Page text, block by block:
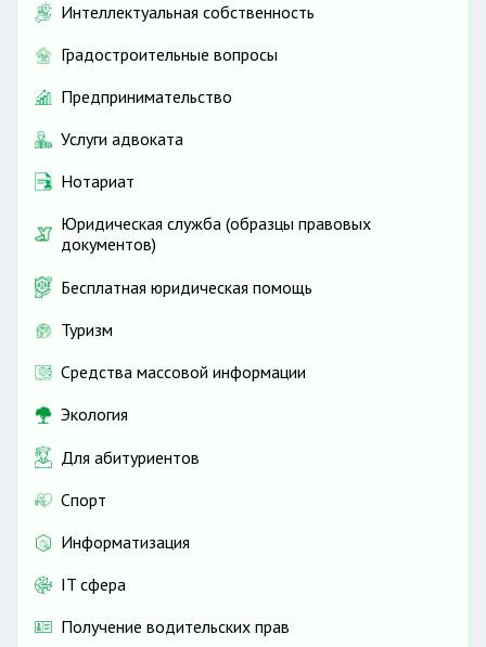
Интеллектуальная собственность
Градостроительные вопросы
Предпринимательство
Услуги адвоката
Нотариат
Юридическая служба (образцы правовых
документов)
Бесплатная юридическая помощь
Туризм
Средства массовой информации
Экология
Для абитуриентов
Спорт
Информатизация
IT сфера
Получение водительских прав